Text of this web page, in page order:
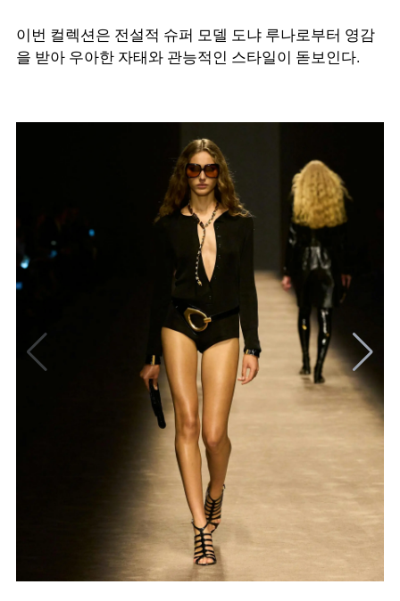
이번 컬렉션은 전설적 슈퍼 모델 도냐 루나로부터 영감
을 받아 우아한 자태와 관능적인 스타일이 돋보인다.